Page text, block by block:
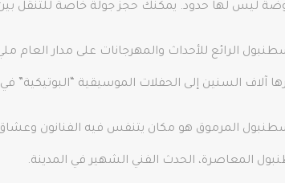
ليس لها حدود. يمكنك حجز جولة خاصة
الرائع للأحداث والمهرجانات على مدار العام
آلاف السنين إلى الحفلات الموسيقية “البوتيكية”
المرموق هو مكان يتنفس فيه الفنانون
المعاصرة، الحدث الفني الشهير في المدينة.